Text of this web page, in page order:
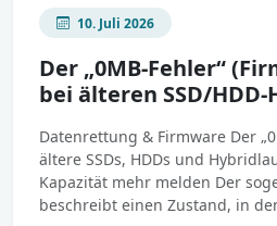
10. Juli 2026
Der „0MB-Fehler“
bei älteren SSD/
Datenrettung & Firmware Der
ältere SSDs, HDDs und
Kapazität mehr melden Der
beschreibt einen Zustand, in